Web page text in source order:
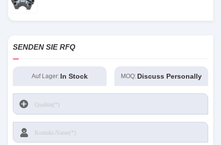
SENDEN SIE RFQ
Auf Lager: In Stock MOQ: Discuss Personally